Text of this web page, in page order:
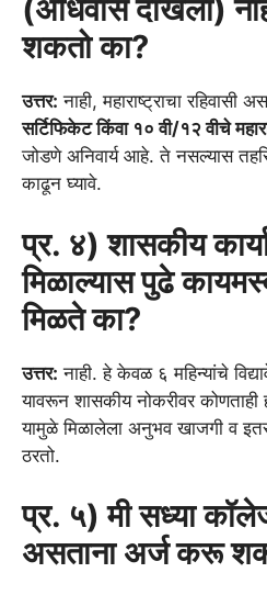
(अधिवास दाखला)
शकतो का?
उत्तर: नाही, महाराष्ट्राचा रहिवासी
सर्टिफिकेट किंवा १० वी/१२ वीचे
जोडणे अनिवार्य आहे. ते नसल्यास
काढून घ्यावे.
प्र. ४) शासकीय
मिळाल्यास पुढे
मिळते का?
उत्तर: नाही. हे केवळ ६ महिन्यांचे
यावरून शासकीय नोकरीवर कोणताही
यामुळे मिळालेला अनुभव खाजगी व
ठरतो.
प्र. ५) मी सध्या
असताना अर्ज करू